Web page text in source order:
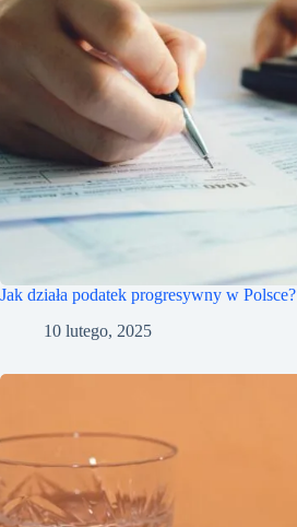
Jak działa podatek progresywny w Polsce?
10 lutego, 2025